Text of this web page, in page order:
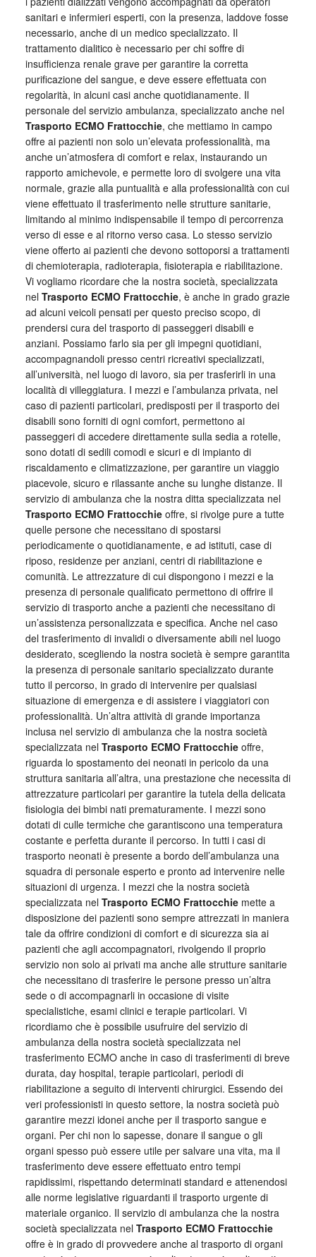
sanitari e infermieri esperti, con la presenza, laddove fosse
necessario, anche di un medico specializzato. Il
trattamento dialitico è necessario per chi soffre di
insufficienza renale grave per garantire la corretta
purificazione del sangue, e deve essere effettuata con
regolarità, in alcuni casi anche quotidianamente. Il
personale del servizio ambulanza, specializzato anche nel
Trasporto ECMO Frattocchie, che mettiamo in campo
offre ai pazienti non solo un’elevata professionalità, ma
anche un’atmosfera di comfort e relax, instaurando un
rapporto amichevole, e permette loro di svolgere una vita
normale, grazie alla puntualità e alla professionalità con cui
viene effettuato il trasferimento nelle strutture sanitarie,
limitando al minimo indispensabile il tempo di percorrenza
verso di esse e al ritorno verso casa. Lo stesso servizio
viene offerto ai pazienti che devono sottoporsi a trattamenti
di chemioterapia, radioterapia, fisioterapia e riabilitazione.
Vi vogliamo ricordare che la nostra società, specializzata
nel Trasporto ECMO Frattocchie, è anche in grado grazie
ad alcuni veicoli pensati per questo preciso scopo, di
prendersi cura del trasporto di passeggeri disabili e
anziani. Possiamo farlo sia per gli impegni quotidiani,
accompagnandoli presso centri ricreativi specializzati,
all’università, nel luogo di lavoro, sia per trasferirli in una
località di villeggiatura. I mezzi e l’ambulanza privata, nel
caso di pazienti particolari, predisposti per il trasporto dei
disabili sono forniti di ogni comfort, permettono ai
passeggeri di accedere direttamente sulla sedia a rotelle,
sono dotati di sedili comodi e sicuri e di impianto di
riscaldamento e climatizzazione, per garantire un viaggio
piacevole, sicuro e rilassante anche su lunghe distanze. Il
servizio di ambulanza che la nostra ditta specializzata nel
Trasporto ECMO Frattocchieoffre, si rivolge pure a tutte
quelle persone che necessitano di spostarsi
periodicamente o quotidianamente, e ad istituti, case di
riposo, residenze per anziani, centri di riabilitazione e
comunità. Le attrezzature di cui dispongono i mezzi e la
presenza di personale qualificato permettono di offrire il
servizio di trasporto anche a pazienti che necessitano di
un’assistenza personalizzata e specifica. Anche nel caso
del trasferimento di invalidi o diversamente abili nel luogo
desiderato, scegliendo la nostra società è sempre garantita
la presenza di personale sanitario specializzato durante
tutto il percorso, in grado di intervenire per qualsiasi
situazione di emergenza e di assistere i viaggiatori con
professionalità. Un’altra attività di grande importanza
inclusa nel servizio di ambulanza che la nostra società
specializzata nel Trasporto ECMO Frattocchieoffre,
riguarda lo spostamento dei neonati in pericolo da una
struttura sanitaria all’altra, una prestazione che necessita di
attrezzature particolari per garantire la tutela della delicata
fisiologia dei bimbi nati prematuramente. I mezzi sono
dotati di culle termiche che garantiscono una temperatura
costante e perfetta durante il percorso. In tutti i casi di
trasporto neonati è presente a bordo dell’ambulanza una
squadra di personale esperto e pronto ad intervenire nelle
situazioni di urgenza. I mezzi che la nostra società
specializzata nel Trasporto ECMO Frattocchiemette a
disposizione dei pazienti sono sempre attrezzati in maniera
tale da offrire condizioni di comfort e di sicurezza sia ai
pazienti che agli accompagnatori, rivolgendo il proprio
servizio non solo ai privati ma anche alle strutture sanitarie
che necessitano di trasferire le persone presso un’altra
sede o di accompagnarli in occasione di visite
specialistiche, esami clinici e terapie particolari. Vi
ricordiamo che è possibile usufruire del servizio di
ambulanza della nostra società specializzata nel
trasferimento ECMO anche in caso di trasferimenti di breve
durata, day hospital, terapie particolari, periodi di
riabilitazione a seguito di interventi chirurgici. Essendo dei
veri professionisti in questo settore, la nostra società può
garantire mezzi idonei anche per il trasporto sangue e
organi. Per chi non lo sapesse, donare il sangue o gli
organi spesso può essere utile per salvare una vita, ma il
trasferimento deve essere effettuato entro tempi
rapidissimi, rispettando determinati standard e attenendosi
alle norme legislative riguardanti il trasporto urgente di
materiale organico. Il servizio di ambulanza che la nostra
società specializzata nel Trasporto ECMO Frattocchie
offre è in grado di provvedere anche al trasporto di organi